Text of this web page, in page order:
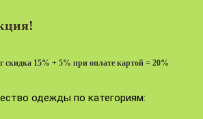
скидка 15% + 5% при оплате картой = 20%
одежды по категориям: